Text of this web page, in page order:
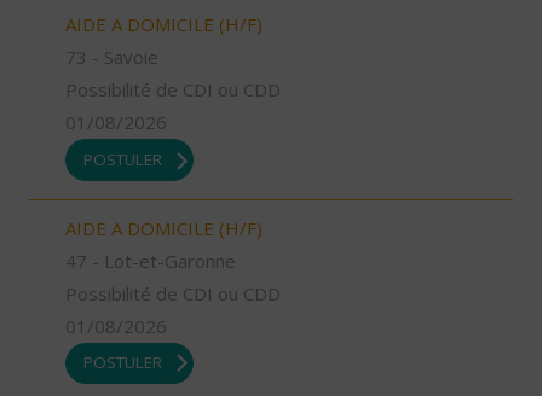
AIDE A DOMICILE (H/F)
73 - Savoie
Possibilité de CDI ou CDD
01/08/2026
POSTULER
AIDE A DOMICILE (H/F)
47 - Lot-et-Garonne
Possibilité de CDI ou CDD
01/08/2026
POSTULER